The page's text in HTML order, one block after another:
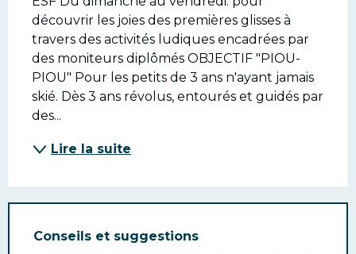
découvrir les joies des premières glisses à
travers des activités ludiques encadrées par
des moniteurs diplômés OBJECTIF "PIOU-
PIOU" Pour les petits de 3 ans n'ayant jamais
skié. Dès 3 ans révolus, entourés et guidés par
des...
Lire la suite
Conseils et suggestions